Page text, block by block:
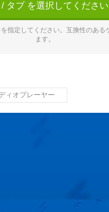
タブ を選択してください
指定してください。互換性のある
ます。
ィオプレーヤー